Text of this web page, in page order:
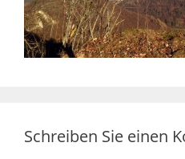
Schreiben Sie einen